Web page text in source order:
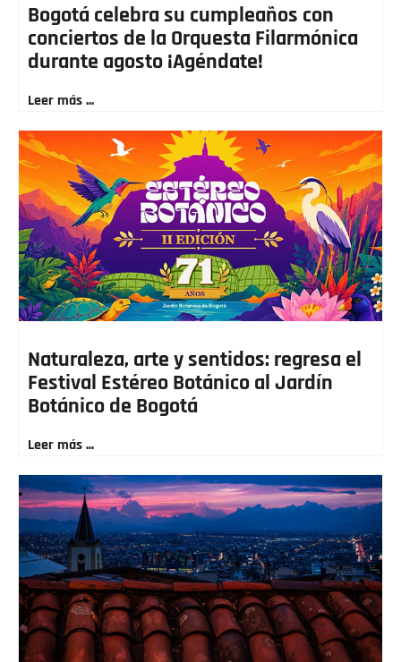
Bogotá celebra su cumpleaños con
conciertos de la Orquesta Filarmónica
durante agosto ¡Agéndate!
Leer más ...
Naturaleza, arte y sentidos: regresa el
Festival Estéreo Botánico al Jardín
Botánico de Bogotá
Leer más ...